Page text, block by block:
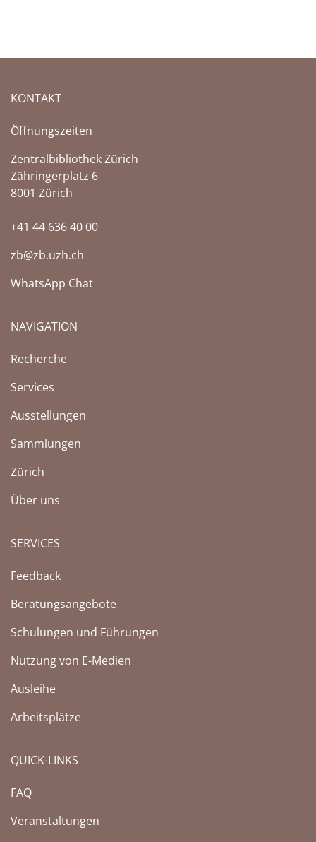
KONTAKT
Öffnungszeiten
Zentralbibliothek Zürich
Zähringerplatz 6
8001 Zürich
+41 44 636 40 00
zb@zb.uzh.ch
WhatsApp Chat
NAVIGATION
Recherche
Services
Ausstellungen
Sammlungen
Zürich
Über uns
SERVICES
Feedback
Beratungsangebote
Schulungen und Führungen
Nutzung von E-Medien
Ausleihe
Arbeitsplätze
QUICK-LINKS
FAQ
Veranstaltungen